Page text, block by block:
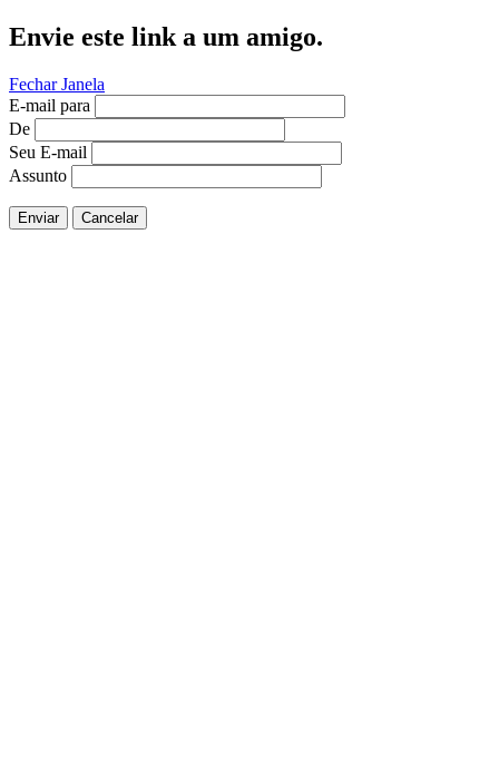
Envie este link a um amigo.
Fechar Janela
E-mail para
De
Seu E-mail
Assunto
Enviar Cancelar